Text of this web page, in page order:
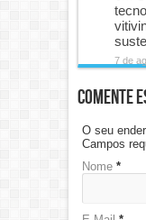
7 de
Comente
O seu
Campos
Nome *